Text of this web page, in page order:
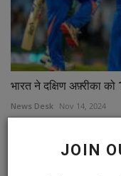
JOIN
भारत ने दक्षिण अफ़्रीका को
News Desk Nov 14, 2024